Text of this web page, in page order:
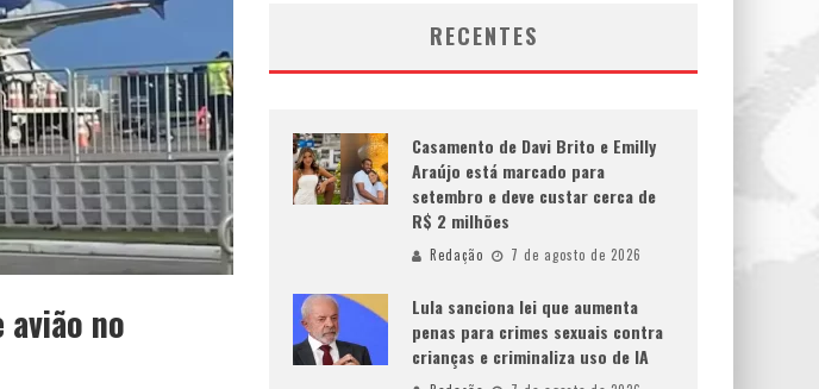
avião no
RECENTES
Casamento de Davi Brito e Emilly
Araújo está marcado para
setembro e deve custar cerca de
R$ 2 milhões
Redação 7 de agosto de 2026
Lula sanciona lei que aumenta
penas para crimes sexuais contra
crianças e criminaliza uso de IA